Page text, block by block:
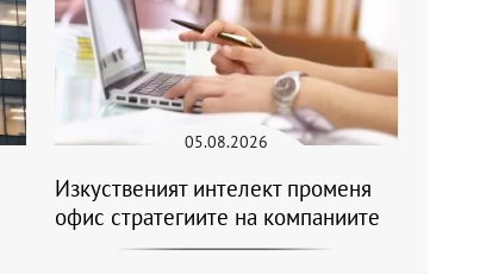
05.08.2026
Изкуственият интелект променя
офис стратегиите на компаниите